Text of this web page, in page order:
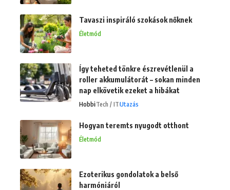
Tavaszi inspiráló szokások nőknek
Életmód
Így teheted tönkre észrevétlenül a
roller akkumulátorát – sokan minden
nap elkövetik ezeket a hibákat
HobbiTech / ITUtazás
Hogyan teremts nyugodt otthont
Életmód
Ezoterikus gondolatok a belső
harmóniáról